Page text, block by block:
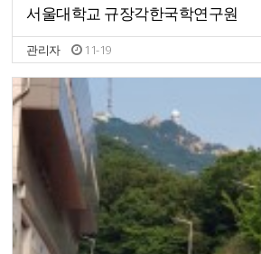
서울대학교 규장각한국학연구원
관리자 11-19